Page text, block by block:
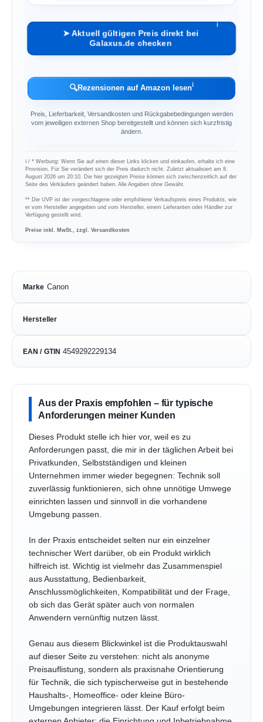
➤ Aktuell gültigen Preis direkt bei
Galaxus.de checken
ℹ︎
🔍Rezensionen auf Amazon lesenℹ︎
Preis, Lieferbarkeit, Versandkosten und Rückgabebedingungen werden
vom jeweiligen externen Shop bereitgestellt und können sich kurzfristig
ändern.
ℹ︎ / * Werbung: Wenn Sie auf einen dieser Links klicken und einkaufen, erhalte ich eine
Provision. Für Sie verändert sich der Preis dadurch nicht. Zuletzt aktualisiert am 8.
August 2026 um 20:10. Die hier gezeigten Preise können sich zwischenzeitlich auf der
Seite des Verkäufers geändert haben. Alle Angaben ohne Gewähr.
** Die UVP ist der vorgeschlagene oder empfohlene Verkaufspreis eines Produkts, wie
er vom Hersteller angegeben und vom Hersteller, einem Lieferanten oder Händler zur
Verfügung gestellt wird.
Preise inkl. MwSt., zzgl. Versandkosten
Marke Canon
Hersteller
EAN / GTIN 4549292229134
Aus der Praxis empfohlen – für typische
Anforderungen meiner Kunden
Dieses Produkt stelle ich hier vor, weil es zu
Anforderungen passt, die mir in der täglichen Arbeit bei
Privatkunden, Selbstständigen und kleinen
Unternehmen immer wieder begegnen: Technik soll
zuverlässig funktionieren, sich ohne unnötige Umwege
einrichten lassen und sinnvoll in die vorhandene
Umgebung passen.
In der Praxis entscheidet selten nur ein einzelner
technischer Wert darüber, ob ein Produkt wirklich
hilfreich ist. Wichtig ist vielmehr das Zusammenspiel
aus Ausstattung, Bedienbarkeit,
Anschlussmöglichkeiten, Kompatibilität und der Frage,
ob sich das Gerät später auch von normalen
Anwendern vernünftig nutzen lässt.
Genau aus diesem Blickwinkel ist die Produktauswahl
auf dieser Seite zu verstehen: nicht als anonyme
Preisauflistung, sondern als praxisnahe Orientierung
für Technik, die sich typischerweise gut in bestehende
Haushalts-, Homeoffice- oder kleine Büro-
Umgebungen integrieren lässt. Der Kauf erfolgt beim